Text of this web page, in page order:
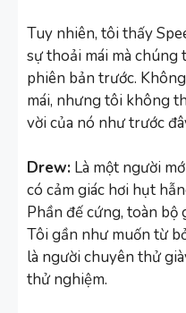
Tuy nhiên, tôi thấy
sự thoải mái mà chúng
phiên bản trước.
mái, nhưng tôi không
vời của nó như trước
Drew: Là một người
có cảm giác hơi hụt
Phần đế cứng, toàn bộ
Tôi gần như muốn từ
là người chuyên thử
thử nghiệm.